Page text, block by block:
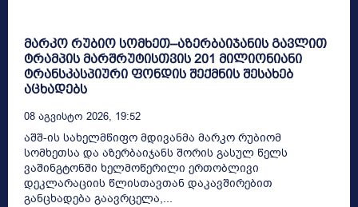
მარკო რუბიო სომხეთ–აზერბაიჯანის გავლით
ტრამპის მარშრუტისთვის 201 მილიონიანი
ტრანსკასპიური ფონდის შექმნის შესახებ
აცხადებს
08 Აგვისტო 2026, 19:52
აშშ-ის სახელმწიფო მდივანმა მარკო რუბიომ
სომხეთსა და აზერბაიჯანს შორის გასულ წელს
ვაშინგტონში ხელმოწერილი ერთობლივი
დეკლარაციის წლისთავთან დაკავშირებით
განცხადება გაავრცელა,...